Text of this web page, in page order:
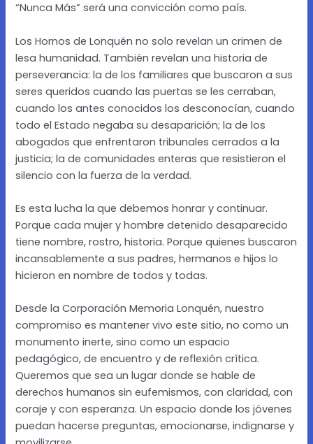
“Nunca Más” será una convicción como país.
Los Hornos de Lonquén no solo revelan un crimen de
lesa humanidad. También revelan una historia de
perseverancia: la de los familiares que buscaron a sus
seres queridos cuando las puertas se les cerraban,
cuando los antes conocidos los desconocían, cuando
todo el Estado negaba su desaparición; la de los
abogados que enfrentaron tribunales cerrados a la
justicia; la de comunidades enteras que resistieron el
silencio con la fuerza de la verdad.
Es esta lucha la que debemos honrar y continuar.
Porque cada mujer y hombre detenido desaparecido
tiene nombre, rostro, historia. Porque quienes buscaron
incansablemente a sus padres, hermanos e hijos lo
hicieron en nombre de todos y todas.
Desde la Corporación Memoria Lonquén, nuestro
compromiso es mantener vivo este sitio, no como un
monumento inerte, sino como un espacio
pedagógico, de encuentro y de reflexión crítica.
Queremos que sea un lugar donde se hable de
derechos humanos sin eufemismos, con claridad, con
coraje y con esperanza. Un espacio donde los jóvenes
puedan hacerse preguntas, emocionarse, indignarse y